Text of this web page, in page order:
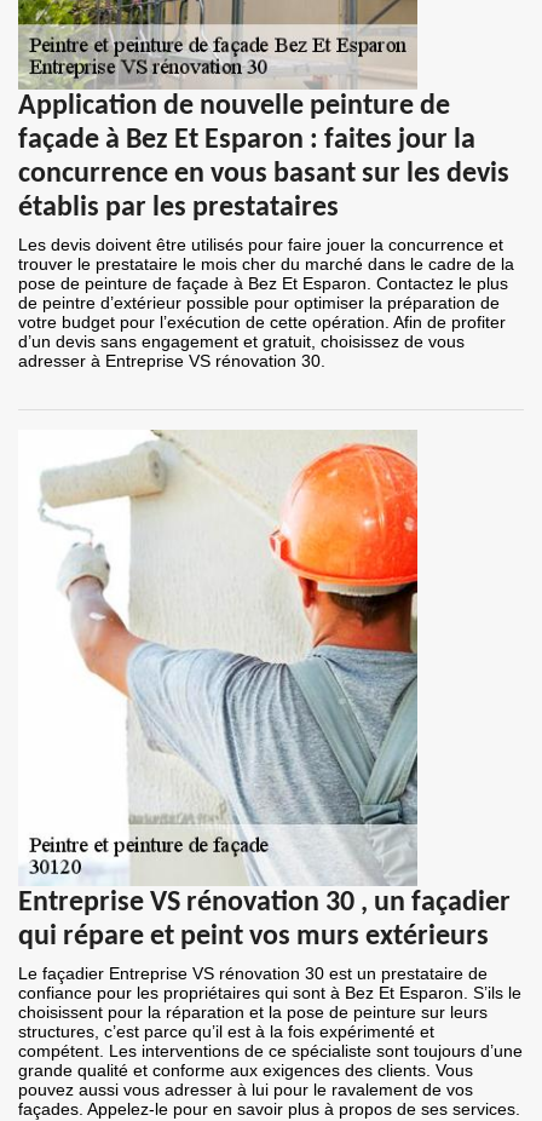
Application de nouvelle peinture de
façade à Bez Et Esparon : faites jour la
concurrence en vous basant sur les devis
établis par les prestataires
Les devis doivent être utilisés pour faire jouer la concurrence et
trouver le prestataire le mois cher du marché dans le cadre de la
pose de peinture de façade à Bez Et Esparon. Contactez le plus
de peintre d’extérieur possible pour optimiser la préparation de
votre budget pour l’exécution de cette opération. Afin de profiter
d’un devis sans engagement et gratuit, choisissez de vous
adresser à Entreprise VS rénovation 30.
Entreprise VS rénovation 30 , un façadier
qui répare et peint vos murs extérieurs
Le façadier Entreprise VS rénovation 30 est un prestataire de
confiance pour les propriétaires qui sont à Bez Et Esparon. S’ils le
choisissent pour la réparation et la pose de peinture sur leurs
structures, c’est parce qu’il est à la fois expérimenté et
compétent. Les interventions de ce spécialiste sont toujours d’une
grande qualité et conforme aux exigences des clients. Vous
pouvez aussi vous adresser à lui pour le ravalement de vos
façades. Appelez-le pour en savoir plus à propos de ses services.